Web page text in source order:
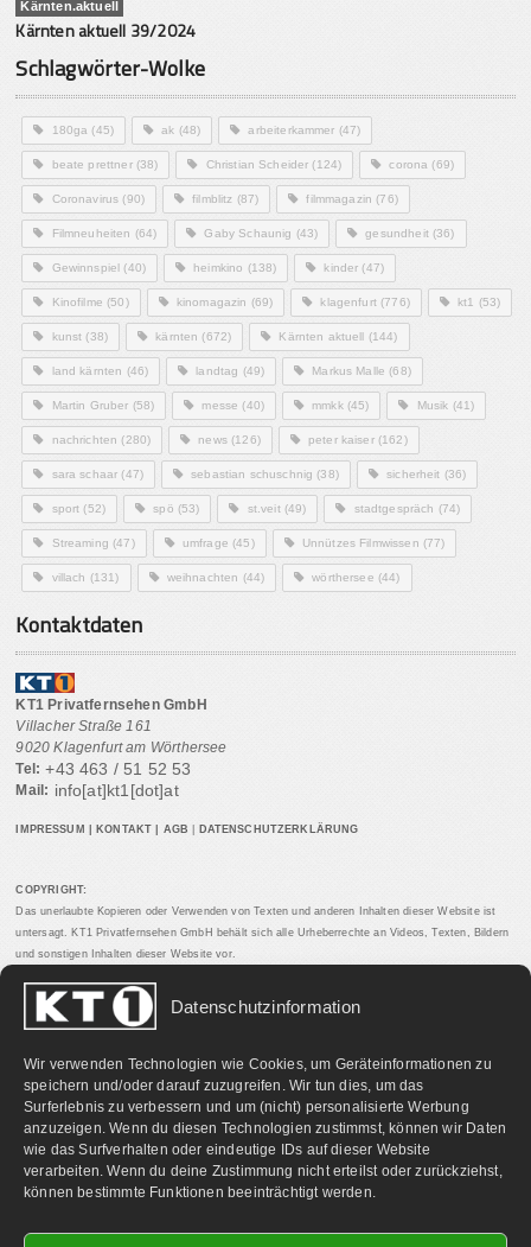
Datenschutzinformation
Wir verwenden Technologien wie Cookies, um Geräteinformationen zu
speichern und/oder darauf zuzugreifen. Wir tun dies, um das
Surferlebnis zu verbessern und um (nicht) personalisierte Werbung
anzuzeigen. Wenn du diesen Technologien zustimmst, können wir Daten
wie das Surfverhalten oder eindeutige IDs auf dieser Website
verarbeiten. Wenn du deine Zustimmung nicht erteilst oder zurückziehst,
können bestimmte Funktionen beeinträchtigt werden.
Kärnten.aktuell
Kärnten aktuell 39/2024
Schlagwörter-Wolke
180ga (45) ak (48) arbeiterkammer (47)
beate prettner(38) Christian Scheider (124) corona (69)
Coronavirus (90) filmblitz (87) filmmagazin (76)
Filmneuheiten (64) Gaby Schaunig (43) gesundheit(36)
Gewinnspiel (40) heimkino (138) kinder (47)
Kinofilme (50) kinomagazin (69) klagenfurt(776) kt1 (53)
kunst (38) kärnten (672) Kärnten aktuell (144)
land kärnten (46) landtag (49) Markus Malle (68)
Martin Gruber (58) messe (40) mmkk(45) Musik (41)
nachrichten (280) news(126) peter kaiser(162)
sara schaar (47) sebastian schuschnig (38) sicherheit (36)
sport (52) spö (53) st.veit(49) stadtgespräch (74)
Streaming (47) umfrage (45) Unnützes Filmwissen (77)
villach (131) weihnachten (44) wörthersee (44)
Kontaktdaten
KT1 Privatfernsehen GmbH
Villacher Straße 161
9020 Klagenfurt am Wörthersee
Tel: +43 463 / 51 52 53
Mail: info[at]kt1[dot]at
IMPRESSUM KONTAKT AGB DATENSCHUTZERKLÄRUNG
COPYRIGHT:
Das unerlaubte Kopieren oder Verwenden von Texten und anderen Inhalten dieser Website ist
untersagt. KT1 Privatfernsehen GmbH behält sich alle Urheberrechte an Videos, Texten, Bildern
und sonstigen Inhalten dieser Website vor.
PARTNERLINKS: